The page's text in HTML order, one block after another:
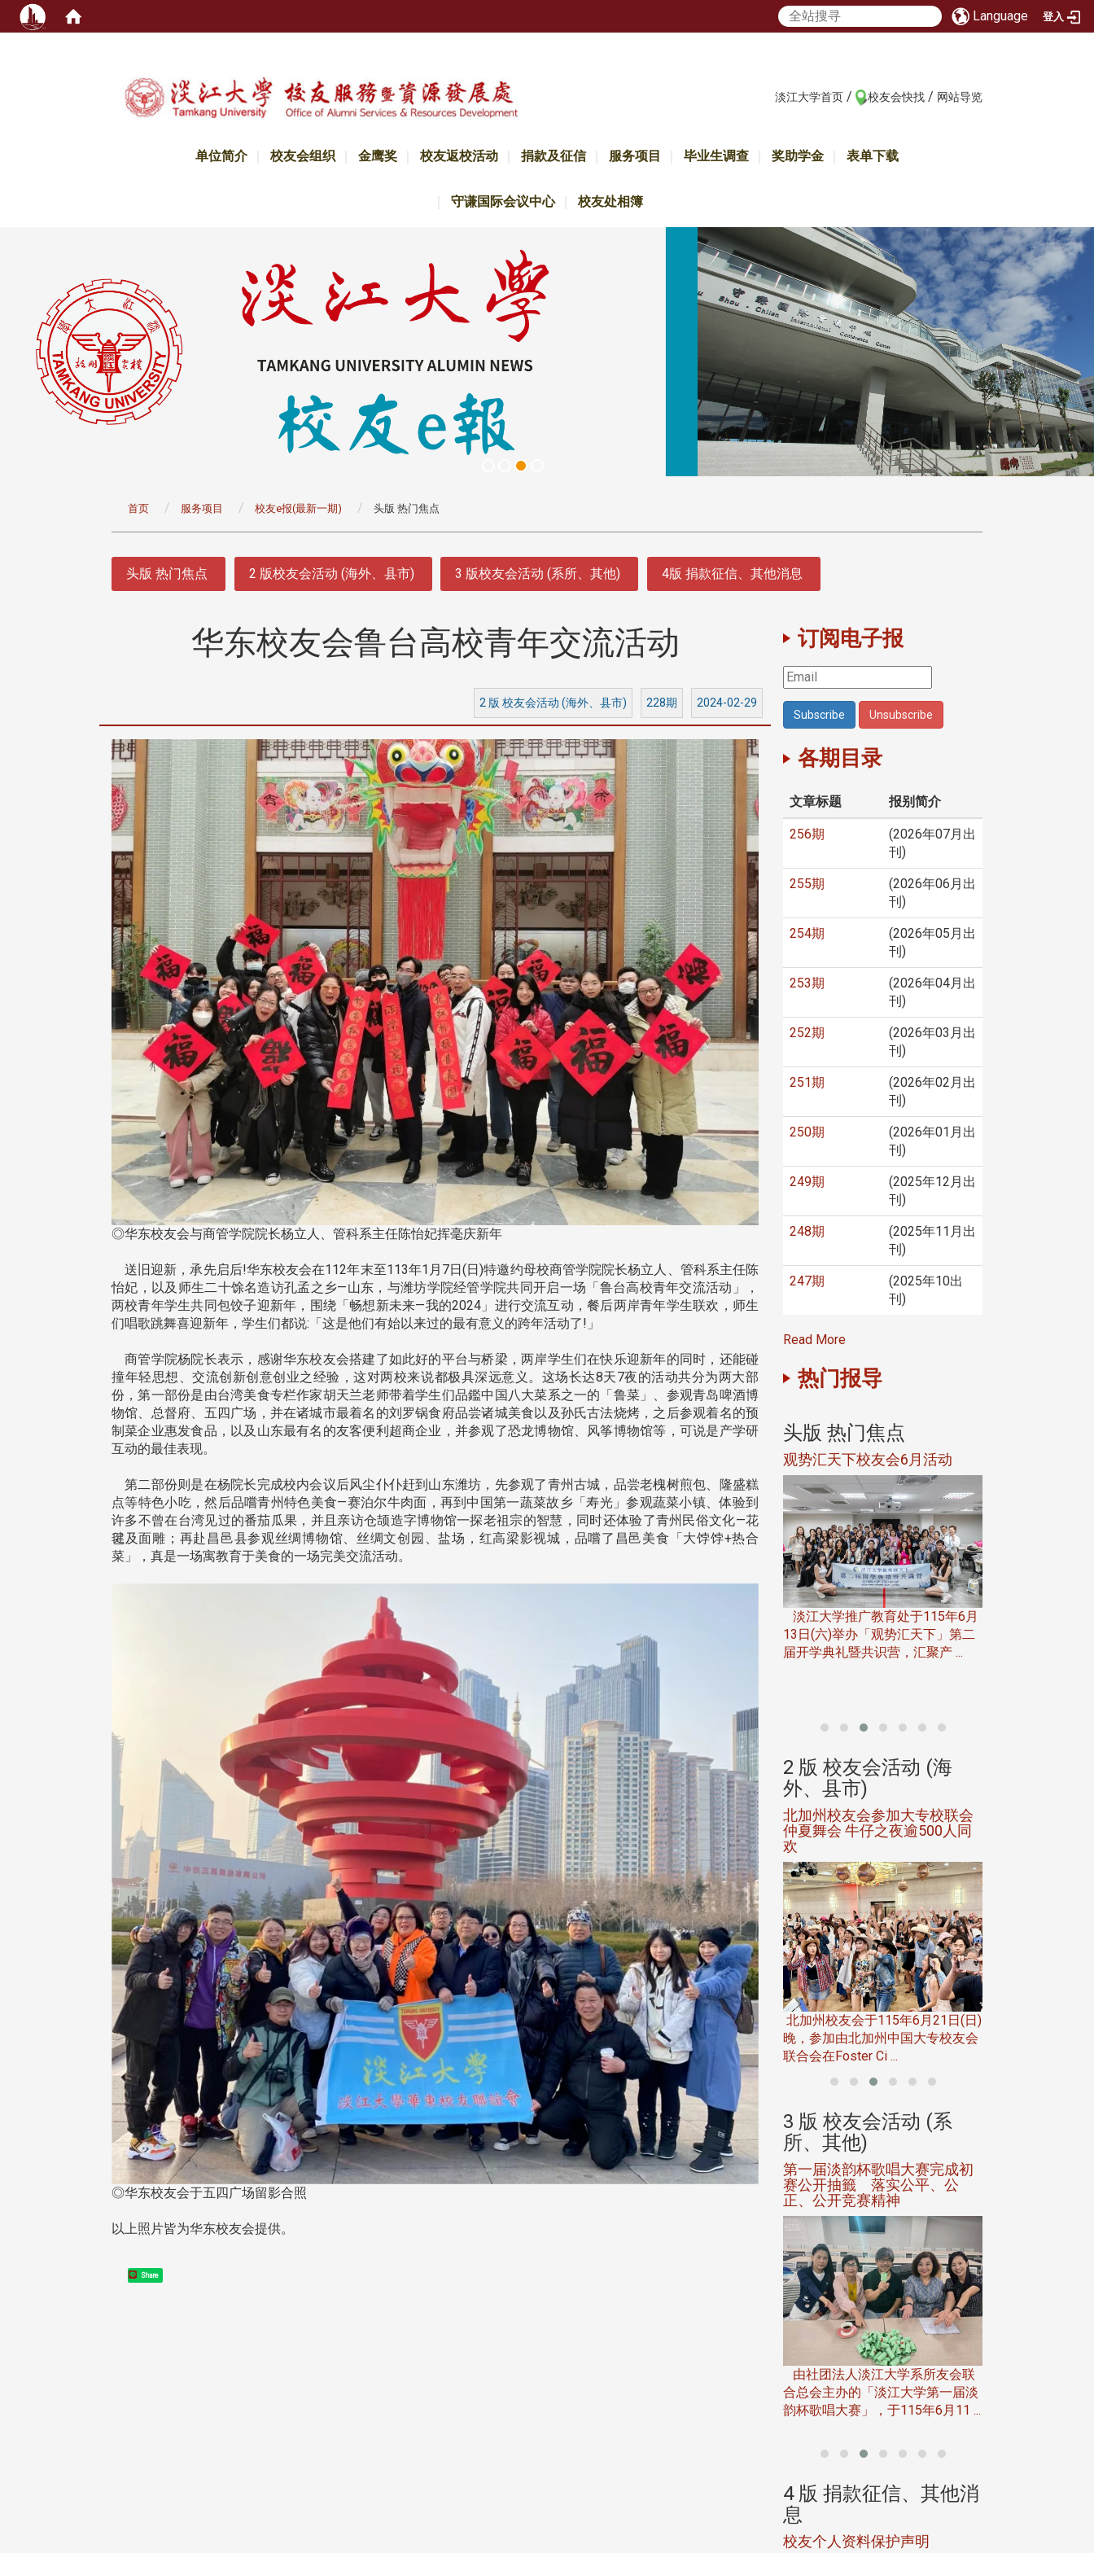
Language 登入
淡江大学首页 / 校友会快找 / 网站导览
单位简介 校友会组织 金鹰奖 校友返校活动 捐款及征信 服务项目 毕业生调查 奖助学金 表单下载
守谦国际会议中心 校友处相簿
首页 服务项目 校友e报(最新一期) 头版 热门焦点
头版 热门焦点 2 版校友会活动 (海外、县市) 3 版校友会活动 (系所、其他) 4版 捐款征信、其他消息
华东校友会鲁台高校青年交流活动
2 版 校友会活动 (海外、县市) 228期 2024-02-29
◎华东校友会与商管学院院长杨立人、管科系主任陈怡妃挥毫庆新年
送旧迎新，承先启后!华东校友会在112年末至113年1月7日(日)特邀约母校商管学院院长杨立人、管科系主任陈
怡妃，以及师生二十馀名造访孔孟之乡—山东，与潍坊学院经管学院共同开启一场「鲁台高校青年交流活动」，
两校青年学生共同包饺子迎新年，围绕「畅想新未来—我的2024」进行交流互动，餐后两岸青年学生联欢，师生
们唱歌跳舞喜迎新年，学生们都说:「这是他们有始以来过的最有意义的跨年活动了!」
商管学院杨院长表示，感谢华东校友会搭建了如此好的平台与桥梁，两岸学生们在快乐迎新年的同时，还能碰
撞年轻思想、交流创新创意创业之经验，这对两校来说都极具深远意义。这场长达8天7夜的活动共分为两大部
份，第一部份是由台湾美食专栏作家胡天兰老师带着学生们品鑑中国八大菜系之一的「鲁菜」、参观青岛啤酒博
物馆、总督府、五四广场，并在诸城市最着名的刘罗锅食府品尝诸城美食以及孙氏古法烧烤，之后参观着名的预
制菜企业惠发食品，以及山东最有名的友客便利超商企业，并参观了恐龙博物馆、风筝博物馆等，可说是产学研
互动的最佳表现。
第二部份则是在杨院长完成校内会议后风尘仆仆赶到山东潍坊，先参观了青州古城，品尝老槐树煎包、隆盛糕
点等特色小吃，然后品嚐青州特色美食—赛泊尔牛肉面，再到中国第一蔬菜故乡「寿光」参观蔬菜小镇、体验到
许多不曾在台湾见过的番茄瓜果，并且亲访仓颉造字博物馆一探老祖宗的智慧，同时还体验了青州民俗文化—花
毽及面雕；再赴昌邑县参观丝绸博物馆、丝绸文创园、盐场，红高梁影视城，品嚐了昌邑美食「大饽饽+热合
菜」，真是一场寓教育于美食的一场完美交流活动。
◎华东校友会于五四广场留影合照
以上照片皆为华东校友会提供。
Share
订阅电子报
各期目录
文章标题 报别简介
256期
(2026年07月出
刊)
255期
(2026年06月出
刊)
254期
(2026年05月出
刊)
253期
(2026年04月出
刊)
252期
(2026年03月出
刊)
251期
(2026年02月出
刊)
250期
(2026年01月出
刊)
249期
(2025年12月出
刊)
248期
(2025年11月出
刊)
247期
(2025年10出
刊)
Read More
热门报导
载深耕校友情谊 校友处
长彭春阳荣退 校友感念
头版 热门焦点
校友处新任执行长武士戎上
任 携手校友共创淡江新里程
淡江大学于115年7月30日(四)举
办布达暨单位主管交接典礼。115
学年度校友服务暨资源发展 ...
头版 热门焦点
聘任许辉煌为校长 新聘范巽绿
董事
本校校长葛焕昭将于今(115)年7
月31日(五)任期届满。董事会于6月
24日(三)下午5时 ...
头版 热门焦点
电肯定台日交流贡献
淡江大学文锱艺术中心主任、中
国文学学系教授张炳煌，日前荣获
日本政府颁发「旭日小绶章」，于
1 ...
头版 热门焦点
观势汇天下校友会6月活动
淡江大学推广教育处于115年6月
13日(六)举办「观势汇天下」第二
届开学典礼暨共识营，汇聚产 ...
校友会活动 (海
市校友会6月份活动
市校友会于6月6日(六)举办
店瑠公圳知性健行活动」，在
温明正学长与副领队吕惠玲学
2 版 校友会活动 (海
外、县市)
台中市校友会拜会卢秀燕市
长 校友交流智慧治理凝聚向
心力
台中市校友会于115年6月24日
(三)举办拜会台中市政府活动。参
访团由母校战略所所长李大中、 ...
2 版 校友会活动 (海
外、县市)
南加州校友会召开115年年中
理事会议 许宗由当选116年
会长 并获授权承办下届世界
校友双年会
南加州校友会于115年6月27日(日)
在美国洛杉矶华侨文教服务中心
（洛侨文化中心）会议室召开115
...
2 版 校友会活动 (海
外、县市)
2026泰国曼谷双年会筹备工作
持续推进
世界校友总会联合会、东南亚校友
总会、泰国校友会及校友处分别于
115年6月11日及25日(四)下午3 ...
2 版 校友会活动 (海
外、县市)
北加州校友会参加大专校联会
仲夏舞会 牛仔之夜逾500人同
欢
北加州校友会于115年6月21日(日)
晚，参加由北加州中国大专校友会
联合会在Foster Ci ...
校友会活动 (系
系友会兰阳探梅漫游 齐聚
3 版 校友会活动 (系
所、其他)
【校友来访】香港校友会前会
长叶雅琴、杜天宝学长
3 版 校友会活动 (系
所、其他)
邱孝贤接任跨业合作协进会第2
届理事长
3 版 校友会活动 (系
所、其他)
西语系同学会第6届第2次会员
大会 瑶琴一曲来薰风，淡江西
3 版 校友会活动 (系
所、其他)
第一届淡韵杯歌唱大赛完成初
赛公开抽籤 落实公平、公
正、公开竞赛精神
由社团法人淡江大学系所友会联
合总会主办的「淡江大学第一届淡
韵杯歌唱大赛」，于115年6月11 ...
4 版 捐款征信、其他消
息
校友个人资料保护声明